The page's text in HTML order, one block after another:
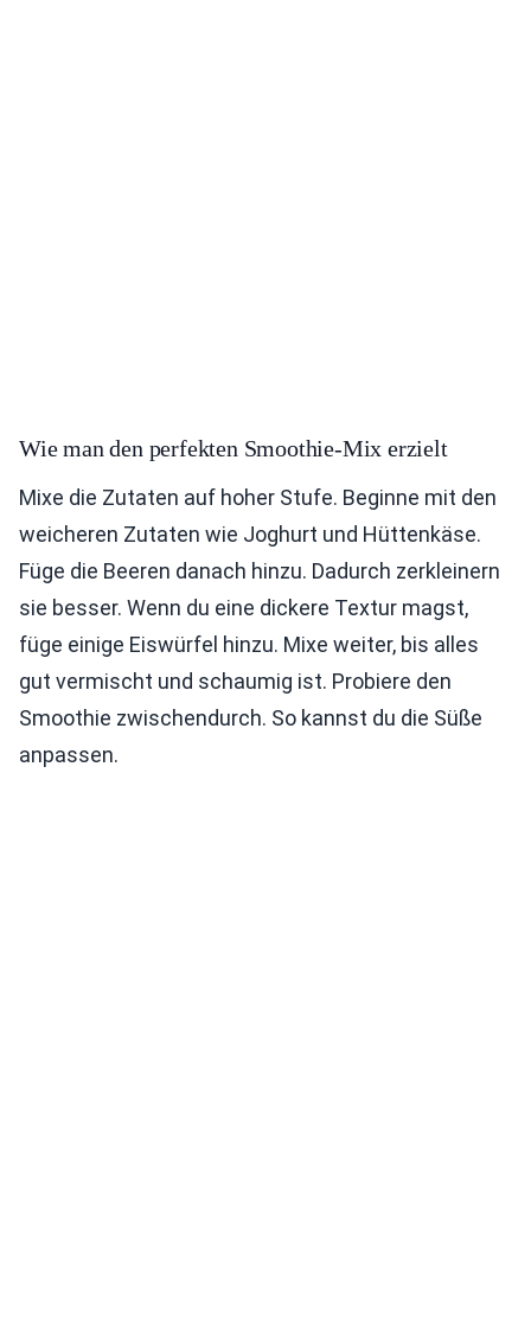
Wie man den perfekten Smoothie-Mix erzielt
Mixe die Zutaten auf hoher Stufe. Beginne mit den
weicheren Zutaten wie Joghurt und Hüttenkäse.
Füge die Beeren danach hinzu. Dadurch zerkleinern
sie besser. Wenn du eine dickere Textur magst,
füge einige Eiswürfel hinzu. Mixe weiter, bis alles
gut vermischt und schaumig ist. Probiere den
Smoothie zwischendurch. So kannst du die Süße
anpassen.